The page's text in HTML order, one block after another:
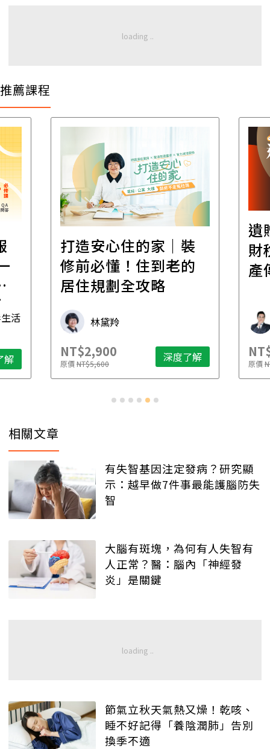
推薦課程
活
解
打造安心住的家｜裝
修前必懂！住到老的
居住規劃全攻略
林黛羚
NT$2,900
原價NT$5,600 深度了解
遺
財
產
原價
相關文章
有失智基因注定發病？研究顯
示：越早做7件事最能護腦防失
智
大腦有斑塊，為何有人失智有
人正常？醫：腦內「神經發
炎」是關鍵
節氣立秋天氣熱又燥！乾咳、
睡不好記得「養陰潤肺」告別
換季不適